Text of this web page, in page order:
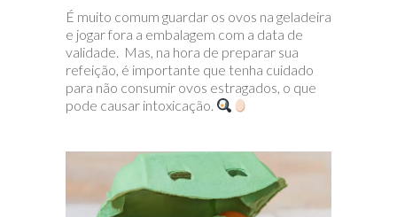
É muito comum guardar os ovos na geladeira
e jogar fora a embalagem com a data de
validade. Mas, na hora de preparar sua
refeição, é importante que tenha cuidado
para não consumir ovos estragados, o que
pode causar intoxicação.